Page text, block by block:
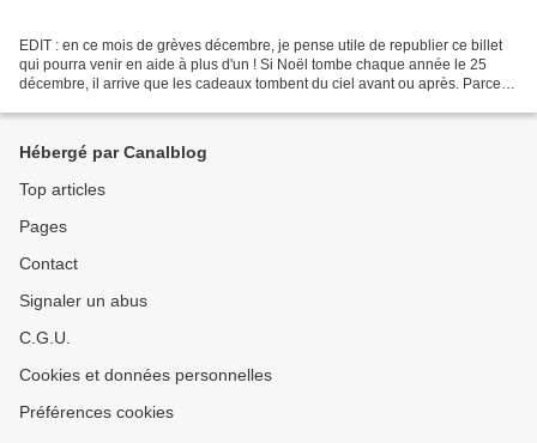
EDIT : en ce mois de grèves décembre, je pense utile de republier ce billet
qui pourra venir en aide à plus d'un ! Si Noël tombe chaque année le 25
décembre, il arrive que les cadeaux tombent du ciel avant ou après. Parce
Hébergé par Canalblog
Top articles
Pages
Contact
Signaler un abus
C.G.U.
Cookies et données personnelles
Préférences cookies